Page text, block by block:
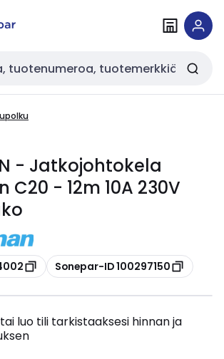
- Jatkojohtokela
C20 - 12m 10A 230V
Kopioi
Sonepar-ID 100297150
luo tili tarkistaaksesi hinnan ja